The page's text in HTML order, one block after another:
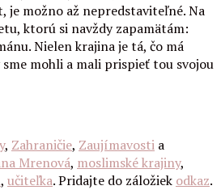
je možno až nepredstaviteľné. Na
ktorú si navždy zapamätám:
Nielen krajina je tá, čo má
sme mohli a mali prispieť tou svojou
, Zahraničie, Zaujímavosti a
Mrenová, moslimské krajiny,
, učiteľka. Pridajte do záložiek odkaz.